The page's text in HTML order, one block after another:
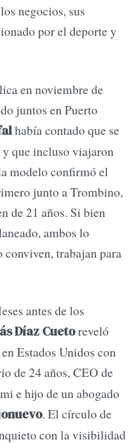
negocios, sus
por el deporte y
en noviembre de
juntos en Puerto
había contado que se
que incluso viajaron
modelo confirmó el
junto a Trombino,
de 21 años. Si bien
ambos lo
trabajan para
antes de los
Díaz Cuetoreveló
Estados Unidos con
de 24 años, CEO de
e hijo de un abogado
. El círculo de
con la visibilidad